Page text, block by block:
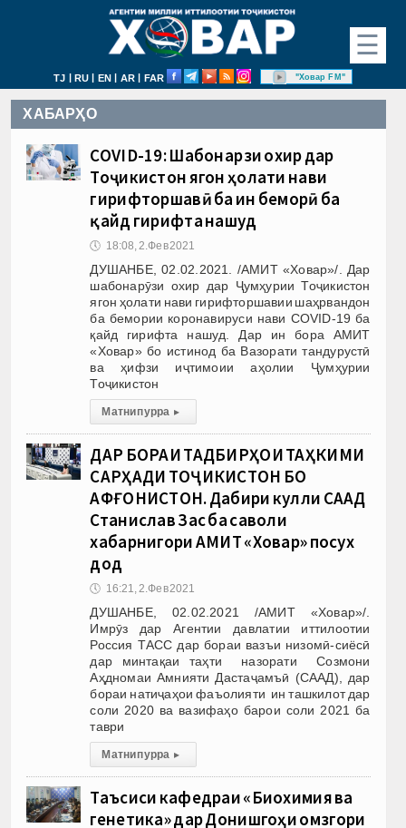
☰
TJ | RU | EN | AR | FAR "Ховар FM"
ХАБАРҲО
COVID-19: Шабонарӯзи охир дар
Тоҷикистон ягон ҳолати нави
гирифторшавӣ ба ин беморӣ ба
қайд гирифта нашуд
🕔 18:08, 2.Фев 2021
ДУШАНБЕ, 02.02.2021. /АМИТ «Ховар»/. Дар
шабонарӯзи охир дар Ҷумҳурии Тоҷикистон
ягон ҳолати нави гирифторшавии шаҳрвандон
ба бемории коронавируси нави COVID-19 ба
қайд гирифта нашуд. Дар ин бора АМИТ
«Ховар» бо истинод ба Вазорати тандурустӣ
ва ҳифзи иҷтимоии аҳолии Ҷумҳурии
Тоҷикистон
Матни пурра ▸
ДАР БОРАИ ТАДБИРҲОИ ТАҲКИМИ
САРҲАДИ ТОҶИКИСТОН БО
АФҒОНИСТОН. Дабири кулли СААД
Станислав Зас ба саволи
хабарнигори АМИТ «Ховар» посух
дод
🕔 16:21, 2.Фев 2021
ДУШАНБЕ, 02.02.2021 /АМИТ «Ховар»/.
Имрӯз дар Агентии давлатии иттилоотии
Россия ТАСС дар бораи вазъи низомӣ-сиёсӣ
дар минтақаи таҳти назорати Созмони
Аҳдномаи Амнияти Дастаҷамъӣ (СААД), дар
бораи натиҷаҳои фаъолияти ин ташкилот дар
соли 2020 ва вазифаҳо барои соли 2021 ба
таври
Матни пурра ▸
Таъсиси кафедраи «Биохимия ва
генетика» дар Донишгоҳи омӯзгори